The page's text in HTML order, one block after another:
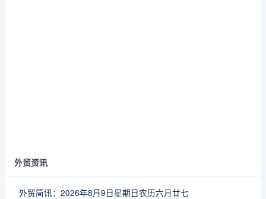
外贸资讯
外贸简讯：2026年8月9日星期日农历六月廿七